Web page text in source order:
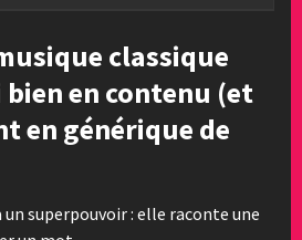
classique
en contenu (et
en générique de
un superpouvoir : elle raconte une